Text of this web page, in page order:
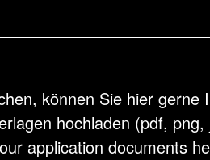
können Sie hier gerne
hochladen (pdf,
application documents